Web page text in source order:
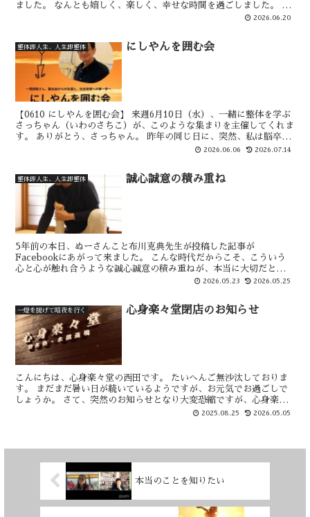
ました。 なんとも嬉しく、楽しく、幸せな時間を過ごしました。 二
人の明るくやさしい笑顔の良い写真が撮れたので、皆さん...2026.06.20
整体即人生、人生即整体 にしやんを囲む会
【0610 にしやんを囲む会】 来週6月10日（水）、一緒に整体を学ぶ
さっちゃん（いわのさちこ）が、このような集まりを主催してくれま
す。 ありがとう、さっちゃん。 昨年の同じ日に、突然、私は脳卒中
（脳出血）で倒れました。 通勤時にトラックに...2026.06.06 2026.07.14
整体即人生、人生即整体 誠心誠意の積み重ね
5年前の本日、ぬーさんこと布川克典先生が投稿した記事が
Facebookにあがって来ました。 こんな時代だからこそ、こういう
心と心が触れ合うような誠心誠意の積み重ねが、本当に大切だと思い
2026.05.23 2026.05.25
一燈を提げて暗夜を行く 心身楽々堂閉店のお知らせ
こんにちは、心身楽々堂の西田です。 たいへんご無沙汰しておりま
す。 まだまだ暑い日が続いているようですが、お元気でお過ごしで
しょうか。 さて、突然のお知らせとなり大変恐縮ですが、心身楽々
堂は今月をもって閉店することとなりました。 閉店を決断...
2025.08.25 2026.05.05
本当のことを知りたい